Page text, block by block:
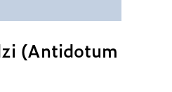
(Antidotum